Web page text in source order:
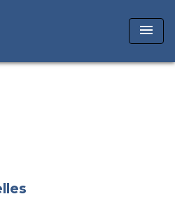
menu